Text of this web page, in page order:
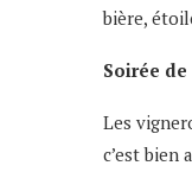
bière,
Soirée
Les
c’est bien